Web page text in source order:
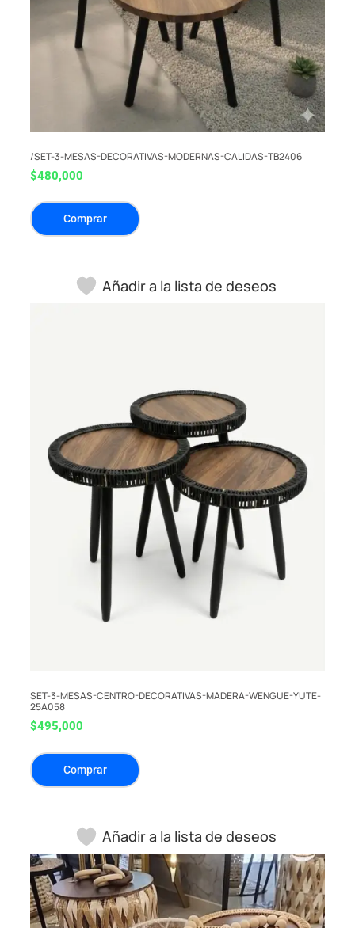
/SET-3-MESAS-DECORATIVAS-MODERNAS-CALIDAS-TB2406
$480,000
Comprar
Añadir a la lista de deseos
SET-3-MESAS-CENTRO-DECORATIVAS-MADERA-WENGUE-YUTE-
25A058
$495,000
Comprar
Añadir a la lista de deseos